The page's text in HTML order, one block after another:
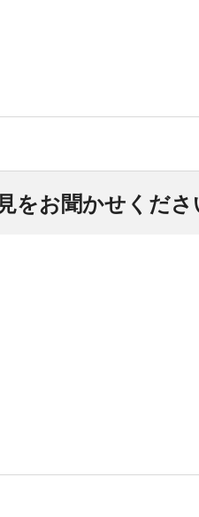
をお聞かせくださ